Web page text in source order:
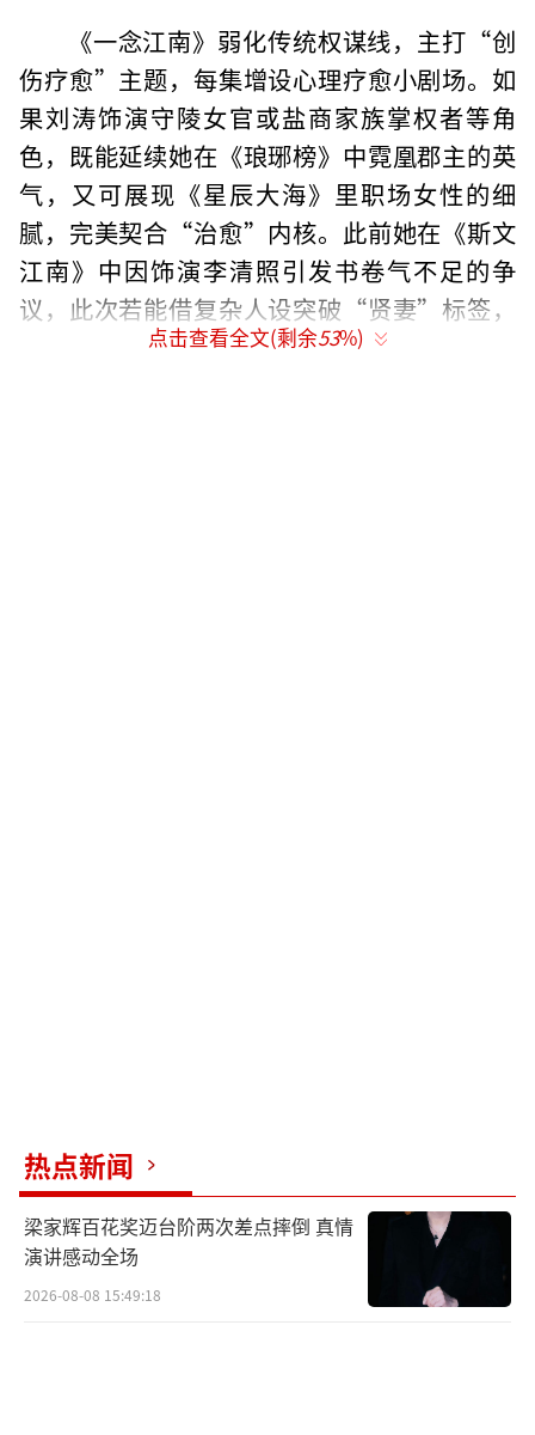
《一念江南》弱化传统权谋线，主打“创
伤疗愈”主题，每集增设心理疗愈小剧场。如
果刘涛饰演守陵女官或盐商家族掌权者等角
色，既能延续她在《琅琊榜》中霓凰郡主的英
气，又可展现《星辰大海》里职场女性的细
腻，完美契合“治愈”内核。此前她在《斯文
江南》中因饰演李清照引发书卷气不足的争
议，此次若能借复杂人设突破“贤妻”标签，
或成其转型关键。点击查看全文(剩余53%)
热点新闻
梁家辉百花奖迈台阶两次差点摔倒 真情
演讲感动全场
2026-08-08 15:49:18